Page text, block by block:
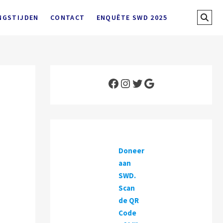
CONTACT ENQUÊTE SWD 2025
Facebook
Instagram
Twitter
Google
Doneer
aan
SWD.
Scan
de QR
Code